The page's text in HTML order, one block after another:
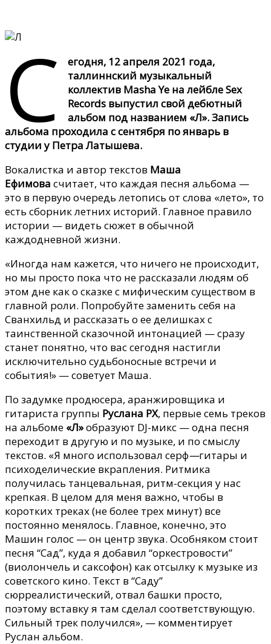
С
егодня, 12 апреля 2021 года,
таллиннский музыкальный
коллектив Masha Ye на лейбле Sex
Records выпустил свой дебютный
альбом под названием «Л». Запись
альбома проходила с сентября по январь в
студии у Петра Латышева.
Вокалистка и автор текстов Маша
Ефимова считает, что каждая песня альбома —
это в первую очередь летопись от слова «лето», то
есть сборник летних историй. Главное правило
истории — видеть сюжет в обычной
каждодневной жизни.
«Иногда нам кажется, что ничего не происходит,
но мы просто пока что не рассказали людям об
этом дне как о сказке с мифическим существом в
главной роли. Попробуйте заменить себя на
Сванхильд и рассказать о ее делишках с
таинственной сказочной интонацией — сразу
станет понятно, что вас сегодня настигли
исключительно судьбоносные встречи и
события!» — советует Маша.
По задумке продюсера, аранжировщика и
гитариста группы Руслана PX, первые семь треков
на альбоме «Л»образуют DJ-микс — одна песня
переходит в другую и по музыке, и по смыслу
текстов. «Я много использовал серф—гитары и
психоделические вкрапления. Ритмика
получилась танцевальная, ритм-секция у нас
крепкая. В целом для меня важно, чтобы в
коротких треках (не более трех минут) все
постоянно менялось. Главное, конечно, это
Машин голос — он центр звука. Особняком стоит
песня “Сад”, куда я добавил “оркестровости”
(виолончель и саксофон) как отсылку к музыке из
советского кино. Текст в “Саду”
сюрреалистический, отвал башки просто,
поэтому вставку я там сделал соответствующую.
Сильный трек получился», — комментирует
Руслан альбом.